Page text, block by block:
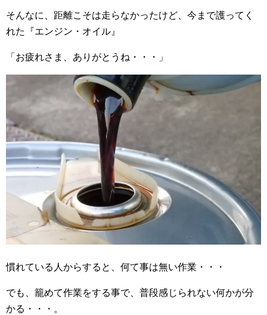
そんなに、距離こそは走らなかったけど、今まで護ってく
れた『エンジン・オイル』
「お疲れさま、ありがとうね・・・」
慣れている人からすると、何て事は無い作業・・・
でも、籠めて作業をする事で、普段感じられない何かが分
かる・・・。